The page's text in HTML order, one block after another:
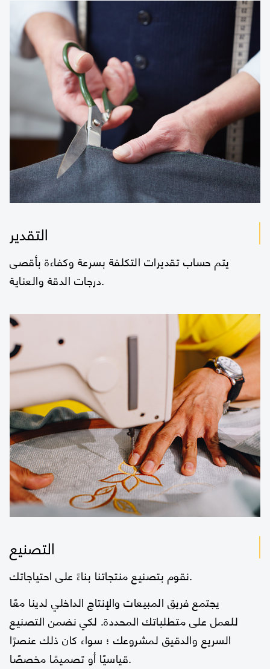
التقدير
يتم حساب تقديرات التكلفة بسرعة وكفاءة بأقصى
درجات الدقة والعناية.
التصنيع
نقوم بتصنيع منتجاتنا بناءً على احتياجاتك.
يجتمع فريق المبيعات والإنتاج الداخلي لدينا معًا
للعمل على متطلباتك المحددة. لكي نضمن التصنيع
السريع والدقيق لمشروعك ؛ سواء كان ذلك عنصرًا
قياسيًا أو تصميمًا مخصصًا.